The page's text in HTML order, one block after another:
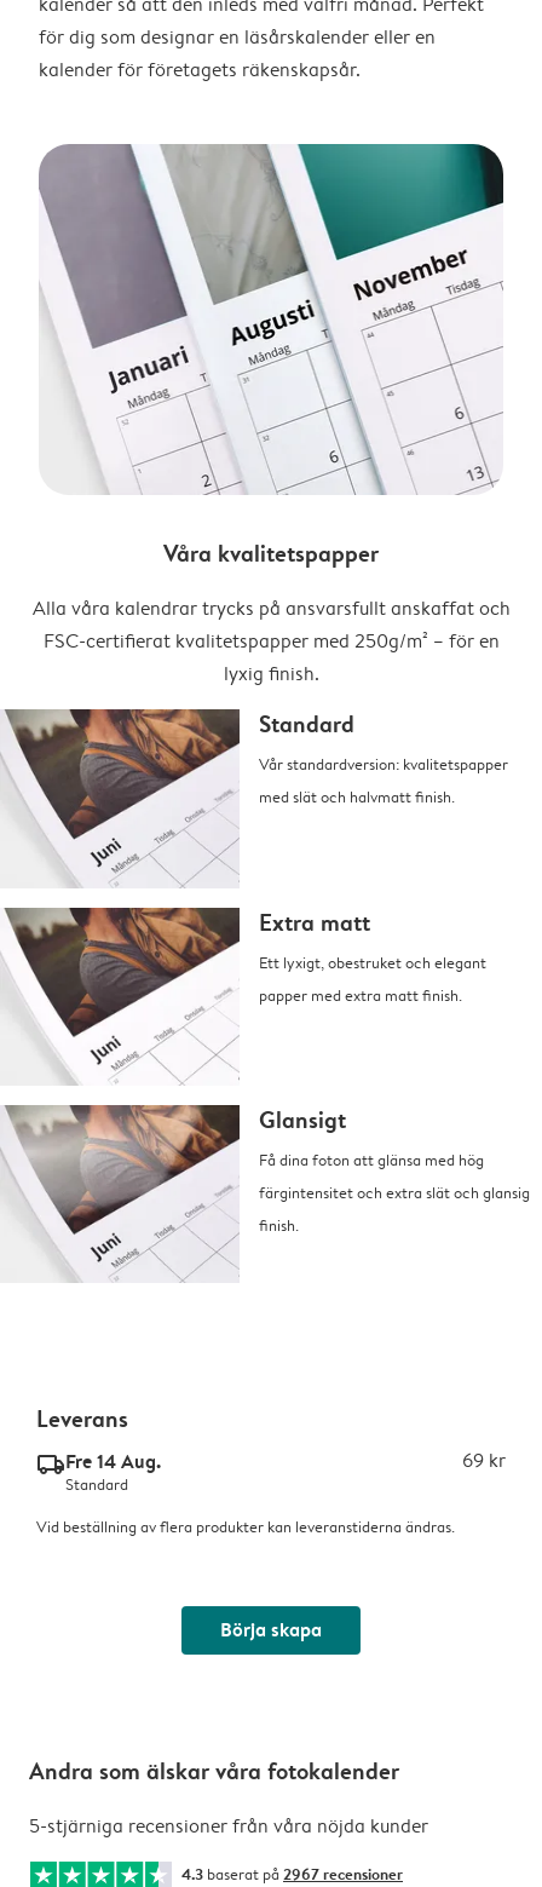
för dig som designar en läsårskalender eller en
kalender för företagets räkenskapsår.
Våra kvalitetspapper
Alla våra kalendrar trycks på ansvarsfullt anskaffat och
FSC-certifierat kvalitetspapper med 250g/m² – för en
lyxig finish.
Standard
Vår standardversion: kvalitetspapper
med slät och halvmatt finish.
Extra matt
Ett lyxigt, obestruket och elegant
papper med extra matt finish.
Glansigt
Få dina foton att glänsa med hög
färgintensitet och extra slät och glansig
finish.
Leverans
delivery_standard_v2Fre 14 Aug. 69 kr
Standard
Vid beställning av flera produkter kan leveranstiderna ändras.
Börja skapa
Andra som älskar våra fotokalender
5-stjärniga recensioner från våra nöjda kunder
4.3 baserat på 2967 recensioner